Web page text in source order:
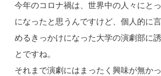
今年のコロナ禍は、世界中の人々にと
になったと思うんですけど、個人的に
めるきっかけになった大学の演劇部に
とですね。
それまで演劇にはまったく興味が無か